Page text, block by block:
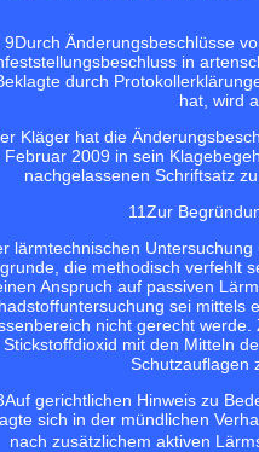
9Durch Änderungsbeschlüsse
in
durch
hat, wird
Kläger hat die
Februar 2009 in sein
nachgelassenen Schriftsatz
11Zur
lärmtechnischen
die methodisch verfehlt
Anspruch auf passiven
sei mittels
nicht gerecht
Stickstoffdioxid mit den Mitteln
Schutzauflagen
Auf gerichtlichen Hinweis zu
sich in der mündlichen
nach zusätzlichem aktiven